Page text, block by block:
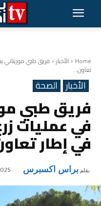
Home الأخبار فريق طبي موريتاني
تعاون...
الأخبار الصحة
فريق طبي
في عمليات
في إطار
بقلم براس اكسبرس